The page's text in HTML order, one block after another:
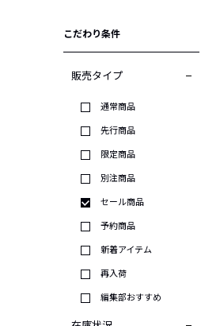
こだわり条件
販売タイプ
通常商品
先行商品
限定商品
別注商品
セール商品
予約商品
新着アイテム
再入荷
編集部おすすめ